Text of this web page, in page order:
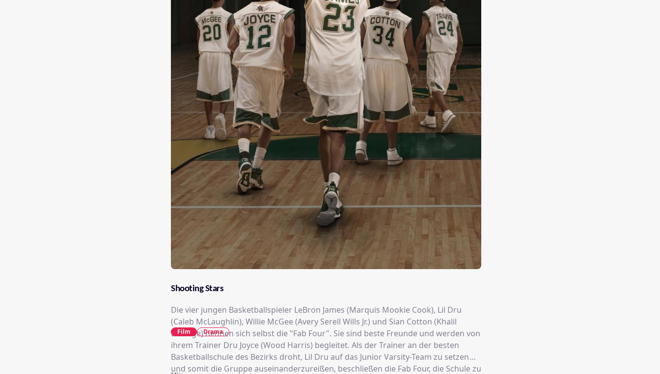
Shooting Stars
Die vier jungen Basketballspieler LeBron James (Marquis Mookie Cook), Lil Dru
(Caleb McLaughlin), Willie McGee (Avery Serell Wills Jr.) und Sian Cotton (Khalil
Everage) nennen sich selbst die "Fab Four". Sie sind beste Freunde und werden von
ihrem Trainer Dru Joyce (Wood Harris) begleitet. Als der Trainer an der besten
Basketballschule des Bezirks droht, Lil Dru auf das Junior Varsity-Team zu setzen
und somit die Gruppe auseinanderzureißen, beschließen die Fab Four, die Schule zu
Film Drama